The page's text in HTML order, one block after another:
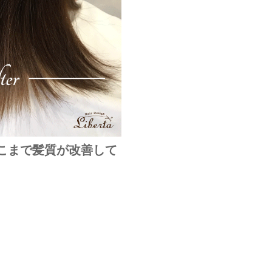
まで髪質が改善して